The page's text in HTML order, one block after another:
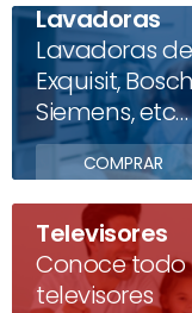
Lavadoras
Lavadoras
Exquisit,
Siemens, etc…
COMPRAR
Televisores
Conoce
televisores